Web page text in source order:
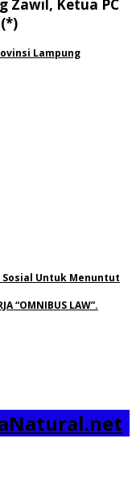
Zawil, Ketua PC
Lampung
Sosial Untuk Menuntut
“OMNIBUS LAW”.